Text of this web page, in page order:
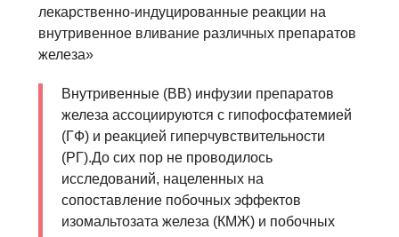
лекарственно-индуцированные реакции на
внутривенное вливание различных препаратов
железа»
Внутривенные (ВВ) инфузии препаратов
железа ассоциируются с гипофосфатемией
(ГФ) и реакцией гиперчувствительности
(РГ).До сих пор не проводилось
исследований, нацеленных на
сопоставление побочных эффектов
изомальтозата железа (КМЖ) и побочных